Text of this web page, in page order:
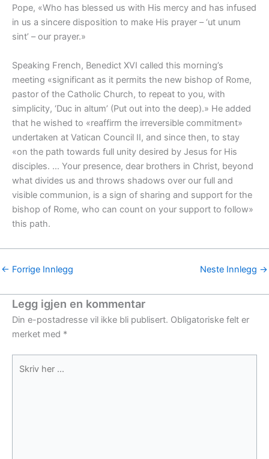
Pope, «Who has blessed us with His mercy and has infused
in us a sincere disposition to make His prayer – ‘ut unum
sint’ – our prayer.»
Speaking French, Benedict XVI called this morning’s
meeting «significant as it permits the new bishop of Rome,
pastor of the Catholic Church, to repeat to you, with
simplicity, ‘Duc in altum’ (Put out into the deep).» He added
that he wished to «reaffirm the irreversible commitment»
undertaken at Vatican Council II, and since then, to stay
«on the path towards full unity desired by Jesus for His
disciples. … Your presence, dear brothers in Christ, beyond
what divides us and throws shadows over our full and
visible communion, is a sign of sharing and support for the
bishop of Rome, who can count on your support to follow»
this path.
← Forrige Innlegg Neste Innlegg →
Legg igjen en kommentar
Din e-postadresse vil ikke bli publisert. Obligatoriske felt er
merket med *
her